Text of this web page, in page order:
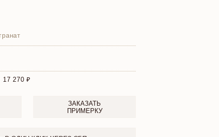
17 270
ЗАКАЗАТЬ
ПРИМЕРКУ